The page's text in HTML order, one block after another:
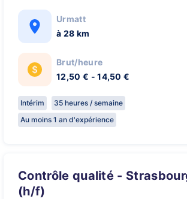
Urmatt
à 28 km
Brut/heure
12,50 € - 14,50 €
Intérim
35 heures / semaine
Au moins 1 an d'expérience
Contrôle qualité - Strasbourg
(h/f)